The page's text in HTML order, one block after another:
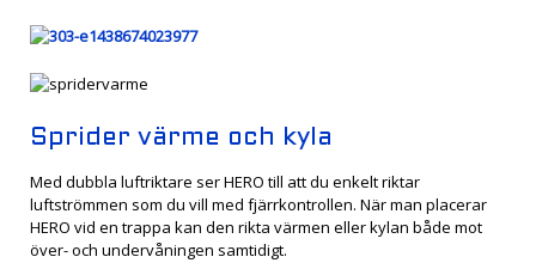
Sprider värme och kyla
Med dubbla luftriktare ser HERO till att du enkelt riktar
luftströmmen som du vill med fjärrkontrollen. När man placerar
HERO vid en trappa kan den rikta värmen eller kylan både mot
över- och undervåningen samtidigt.